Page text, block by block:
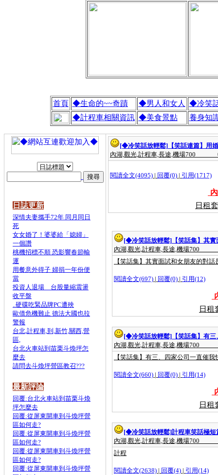
首頁 ◆生命的~~奇蹟 ◆男人和女人
◆冷笑
◆計程車相關資訊 ◆美食景點 養身知
日誌更新
深情夫妻攜手72年 同月同日
死
女女婚了！婆婆給「媳婦」
一個讚
桃機招標不順 恐影響春節輸
運
用餐意外得子 婦捐一年份便
當
投資人退場 台股量縮震盪
收平盤
..硬碟吃緊品牌PC遭殃
歐債危機難止 德法大國也拉
警報
台北,計程車,到,新竹,關西,營
區,
台北火車站到苗栗斗煥坪怎
麼去
請問去斗煥坪營區教召???
最新評論
回覆:台北火車站到苗栗斗煥
坪怎麼去
回覆:從屏東開車到斗煥坪營
區如何走?
回覆:從屏東開車到斗煥坪營
區如何走?
回覆:從屏東開車到斗煥坪營
區如何走?
回覆:從屏東開車到斗煥坪營
[◆冷笑話放輕鬆] 【笑話連篇】用
內湖,觀光,計程車,長途,機場700
閱讀全文(4095) | 回覆(0) | 引用(1717)
日租
[◆冷笑話放輕鬆] 【笑話集】其
內湖,觀光,計程車,長途,機場700
【笑話集】其實面試和女朋友的對
閱讀全文(697) | 回覆(0) | 引用(12)
日租
[◆冷笑話放輕鬆] 【笑話集】有
內湖,觀光,計程車,長途,機場700
【笑話集】有三、四家公司一直催
閱讀全文(660) | 回覆(0) | 引用(14)
日租
[◆冷笑話放輕鬆]計程車笑話極短
內湖,觀光,計程車,長途,機場700
計程
閱讀全文(2638) | 回覆(4) | 引用(14)